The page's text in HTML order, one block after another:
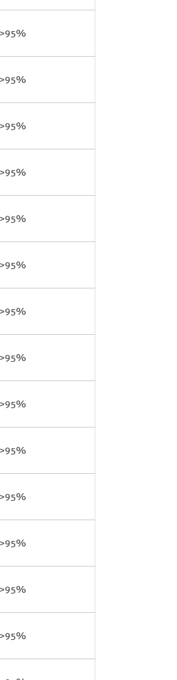
>95%
>95%
>95%
>95%
>95%
>95%
>95%
>95%
>95%
>95%
>95%
>95%
>95%
>95%